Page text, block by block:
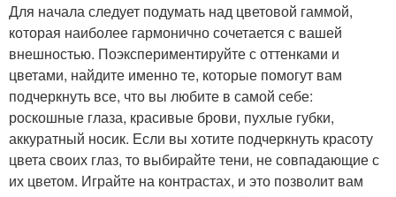
Для начала следует подумать над цветовой гаммой,
которая наиболее гармонично сочетается с вашей
внешностью. Поэкспериментируйте с оттенками и
цветами, найдите именно те, которые помогут вам
подчеркнуть все, что вы любите в самой себе:
роскошные глаза, красивые брови, пухлые губки,
аккуратный носик. Если вы хотите подчеркнуть красоту
цвета своих глаз, то выбирайте тени, не совпадающие с
их цветом. Играйте на контрастах, и это позволит вам